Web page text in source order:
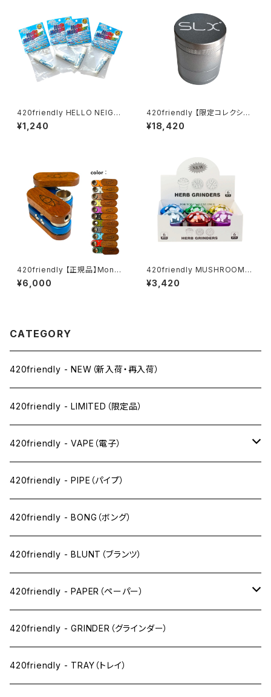
420friendly HELLO NEIGH
BOR 携帯エアフレッシュナー／
ポータブル消臭スティック（全6
¥1,240
420friendly 【限定コレクショ
ン】SLX未発売！日本初上陸！ Fl
ower Mill “VHSA Limited E
¥18,420
420friendly 【正規品】Monke
y Pipe モンキーパイプ オリジ
ナル (スクリーン付き)
¥6,000
420friendly MUSHROOM G
rinder (3層構造）グラインダー
¥3,420
CATEGORY
420friendly - NEW（新入荷・再入荷）
420friendly - LIMITED（限定品）
420friendly - VAPE（電子）
ペン下
ニコパフ系
ドライ系
ワックス系
420friendly - PIPE（パイプ）
420friendly - BONG（ボング）
420friendly - BLUNT（ブランツ）
420friendly - PAPER（ペーパー）
SW(シングルワイド）サイズ
1 1/4サイズ
420friendly - GRINDER（グラインダー）
420friendly - TRAY（トレイ）